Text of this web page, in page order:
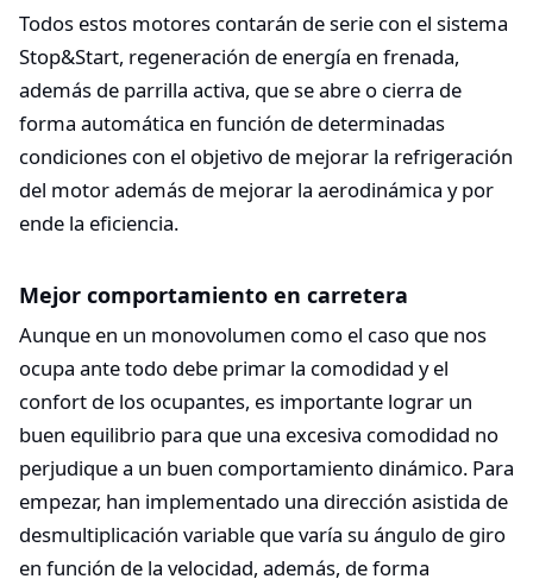
Todos estos motores contarán de serie con el sistema
Stop&Start, regeneración de energía en frenada,
además de parrilla activa, que se abre o cierra de
forma automática en función de determinadas
condiciones con el objetivo de mejorar la refrigeración
del motor además de mejorar la aerodinámica y por
ende la eficiencia.
Mejor comportamiento en carretera
Aunque en un monovolumen como el caso que nos
ocupa ante todo debe primar la comodidad y el
confort de los ocupantes, es importante lograr un
buen equilibrio para que una excesiva comodidad no
perjudique a un buen comportamiento dinámico. Para
empezar, han implementado una dirección asistida de
desmultiplicación variable que varía su ángulo de giro
en función de la velocidad, además, de forma